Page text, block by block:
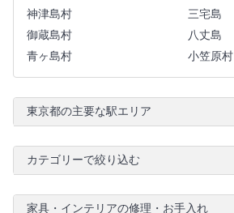
神津島村
三宅島
御蔵島村
八丈島
青ヶ島村
小笠原村
東京都の主要な駅エリア
カテゴリーで絞り込む
家具・インテリアの修理・お手入れ